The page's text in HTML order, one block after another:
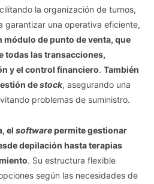
la organización de turnos,
garantizar una operativa eficiente,
de punto de venta, que
todas las transacciones,
y el control financiero. También
destock, asegurando una
problemas de suministro.
el softwarepermite gestionar
depilación hasta terapias
. Su estructura flexible
según las necesidades de